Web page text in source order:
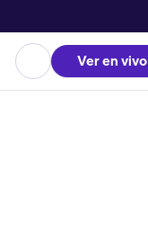
Ver en vivo